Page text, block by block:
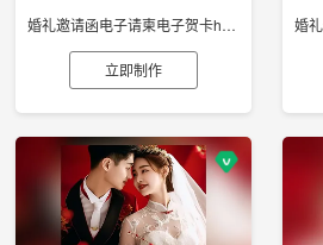
婚礼邀请函电子请柬电子贺卡h5制作
立即制作